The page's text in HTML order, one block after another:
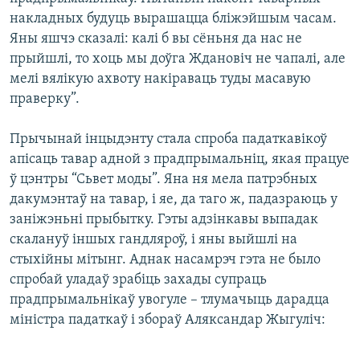
накладных будуць вырашацца бліжэйшым часам.
Яны яшчэ сказалі: калі б вы сёньня да нас не
прыйшлі, то хоць мы доўга Ждановіч не чапалі, але
мелі вялікую ахвоту накіраваць туды масавую
праверку”.
Прычынай інцыдэнту стала спроба падаткавікоў
апісаць тавар адной з прадпрымальніц, якая працуе
ў цэнтры “Сьвет моды”. Яна ня мела патрэбных
дакумэнтаў на тавар, і яе, да таго ж, падазраюць у
заніжэньні прыбытку. Гэты адзінкавы выпадак
скалануў іншых гандляроў, і яны выйшлі на
стыхійны мітынг. Аднак насамрэч гэта не было
спробай уладаў зрабіць захады супраць
прадпрымальнікаў увогуле – тлумачыць дарадца
міністра падаткаў і збораў Аляксандар Жыгуліч: